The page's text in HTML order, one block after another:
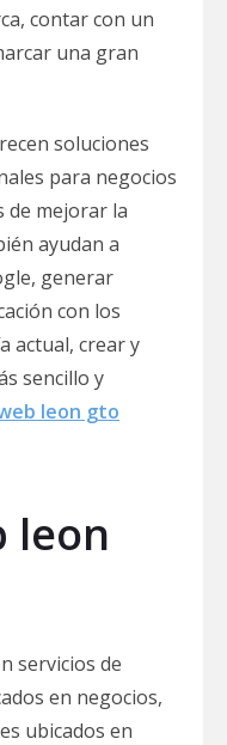
contar con un
una gran
soluciones
para negocios
de mejorar la
ayudan a
generar
con los
actual, crear y
sencillo y
leon gto
leon
servicios de
en negocios,
ubicados en